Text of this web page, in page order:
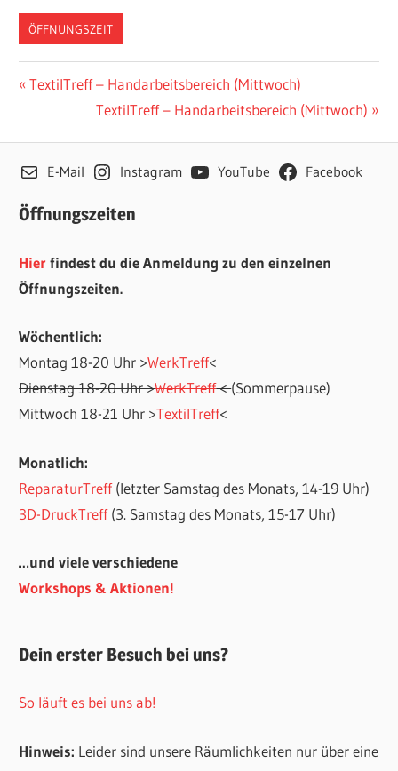
ÖFFNUNGSZEIT
Beitragsnavigation
Vorheriger
TextilTreff – Handarbeitsbereich (Mittwoch)
Nächster
TextilTreff – Handarbeitsbereich (Mittwoch)
E-Mail Instagram YouTube Facebook
Öffnungszeiten
Hierfindest du die Anmeldung zu den einzelnen
Öffnungszeiten.
Wöchentlich:
Montag 18-20 Uhr >WerkTreff<
Dienstag 18-20 Uhr >WerkTreff<(Sommerpause)
Mittwoch 18-21 Uhr >TextilTreff<
Monatlich:
ReparaturTreff(letzter Samstag des Monats, 14-19 Uhr)
3D-DruckTreff(3. Samstag des Monats, 15-17 Uhr)
…und viele verschiedene
Workshops & Aktionen!
Dein erster Besuch bei uns?
So läuft es bei uns ab!
Hinweis: Leider sind unsere Räumlichkeiten nur über eine